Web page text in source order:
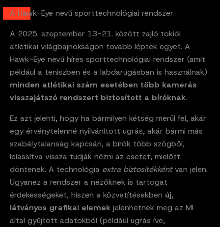
A Hawk-Eye nevű sporttechnológiai rendszer
A 2025. szeptember 13-21. között zajló tokiói
atlétikai világbajnokságon tovább léptek egyet. A
Hawk-Eye nevű híres sporttechnológiai rendszer (amit
például a teniszben és a labdarúgásban is használnak)
minden atlétikai szám esetében több kamerás
visszajátszó rendszert biztosított a bíróknak.
Ez azt jelenti, hogy ha bármilyen kétség merül fel, akár
egy érvénytelenné nyilvánított ugrás, akár bármi más
szabálytalanság kapcsán, a bírók több szögből,
lelassítva vissza tudják nézni az esetet, mielőtt
döntenek. A technológia extra biztosítékkéntvan jelen.
Ugyanez a rendszer a nézőknek is tartogat
érdekességeket, hiszen a közvetítésekben új,
látványos grafikai elemek jelenhetnek meg az MI
által gyűjtött adatokból (például ugrás íve,